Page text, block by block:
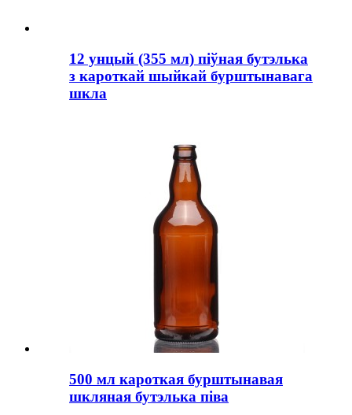
12 унцый (355 мл) піўная бутэлька
з кароткай шыйкай бурштынавага
шкла
500 мл кароткая бурштынавая
шкляная бутэлька піва